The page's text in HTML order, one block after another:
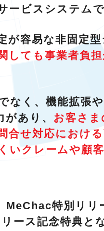
ービスシステムで
が容易な非固定
しても事業者負
なく、機能拡張
あり、 お客さま
合せ対応におけ
いクレームや顧
MeChac特別リリ
ース記念特典と